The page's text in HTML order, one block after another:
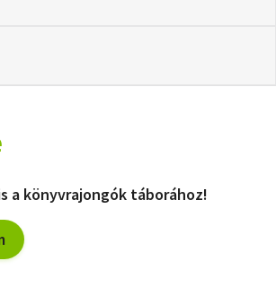
a könyvrajongók táborához!